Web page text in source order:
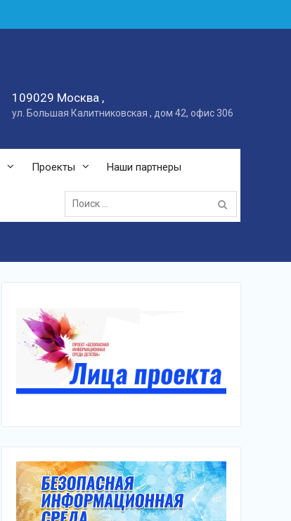
109029 Москва ,
ул. Большая Калитниковская , дом 42, офис 306
Проекты Наши партнеры
Поиск: